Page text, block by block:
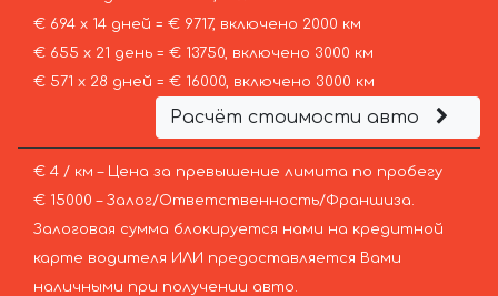
€ 694 х 14 дней = € 9717, включено 2000 км
€ 655 х 21 день = € 13750, включено 3000 км
€ 571 х 28 дней = € 16000, включено 3000 км
Расчёт стоимости авто
€ 4 / км – Цена за превышение лимита по пробегу
€ 15000 – Залог/Ответственность/Франшиза.
Залоговая сумма блокируется нами на кредитной
карте водителя ИЛИ предоставляется Вами
наличными при получении авто.